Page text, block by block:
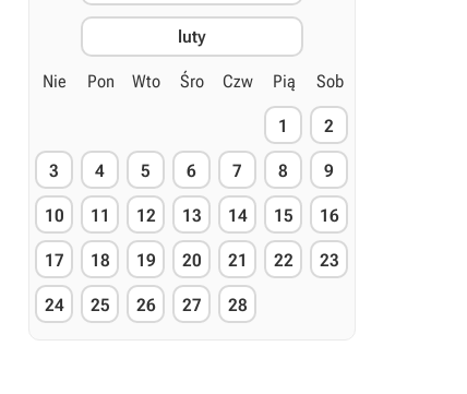
luty
Nie Pon Wto Śro Czw Pią Sob
1 2
3 4 5 6 7 8 9
10 11 12 13 14 15 16
17 18 19 20 21 22 23
24 25 26 27 28